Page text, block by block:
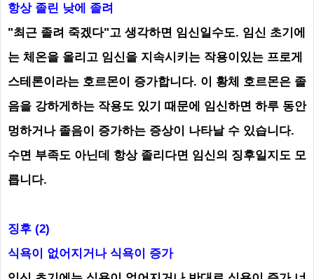
항상 졸린 낮에 졸려
"최근 졸려 죽겠다"고 생각하면 임신일수도. 임신 초기에
는 체온을 올리고 임신을 지속시키는 작용이있는 프로게
스테론이라는 호르몬이 증가합니다. 이 황체 호르몬은 졸
음을 강하게하는 작용도 있기 때문에 임신하면 하루 동안
멍하거나 졸음이 증가하는 증상이 나타날 수 있습니다.
수면 부족도 아닌데 항상 졸리다면 임신의 징후일지도 모
릅니다.
징후 (2)
식욕이 없어지거나식욕이 증가